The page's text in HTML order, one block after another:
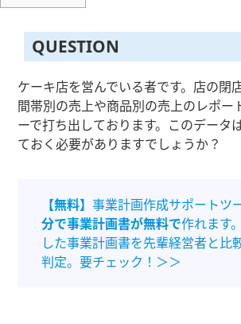
QUESTION
ケーキ店を営んでいる者です。店の閉
間帯別の売上や商品別の売上のレポー
ーで打ち出しております。このデータ
ておく必要がありますでしょうか？
【無料】事業計画作成サポートツ
分で事業計画書が無料で作れます
した事業計画書を先輩経営者と比
判定。要チェック！＞＞